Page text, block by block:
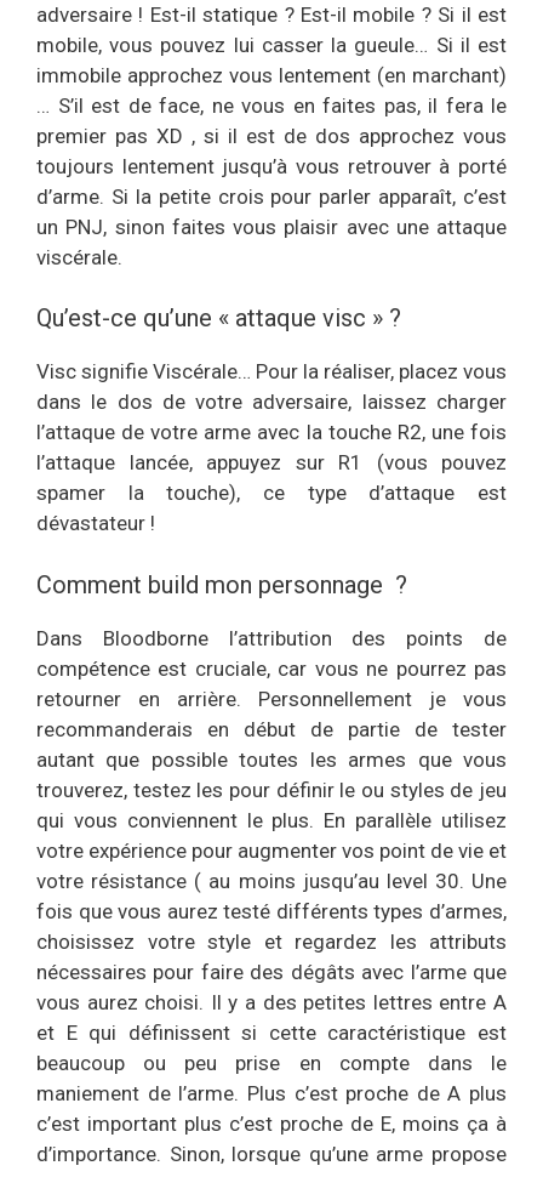
adversaire ! Est-il statique ? Est-il mobile ? Si il est
mobile, vous pouvez lui casser la gueule… Si il est
immobile approchez vous lentement (en marchant)
… S’il est de face, ne vous en faites pas, il fera le
premier pas XD , si il est de dos approchez vous
toujours lentement jusqu’à vous retrouver à porté
d’arme. Si la petite crois pour parler apparaît, c’est
un PNJ, sinon faites vous plaisir avec une attaque
viscérale.
Qu’est-ce qu’une « attaque visc » ?
Visc signifie Viscérale… Pour la réaliser, placez vous
dans le dos de votre adversaire, laissez charger
l’attaque de votre arme avec la touche R2, une fois
l’attaque lancée, appuyez sur R1 (vous pouvez
spamer la touche), ce type d’attaque est
dévastateur !
Comment build mon personnage ?
Dans Bloodborne l’attribution des points de
compétence est cruciale, car vous ne pourrez pas
retourner en arrière. Personnellement je vous
recommanderais en début de partie de tester
autant que possible toutes les armes que vous
trouverez, testez les pour définir le ou styles de jeu
qui vous conviennent le plus. En parallèle utilisez
votre expérience pour augmenter vos point de vie et
votre résistance ( au moins jusqu’au level 30. Une
fois que vous aurez testé différents types d’armes,
choisissez votre style et regardez les attributs
nécessaires pour faire des dégâts avec l’arme que
vous aurez choisi. Il y a des petites lettres entre A
et E qui définissent si cette caractéristique est
beaucoup ou peu prise en compte dans le
maniement de l’arme. Plus c’est proche de A plus
c’est important plus c’est proche de E, moins ça à
d’importance. Sinon, lorsque qu’une arme propose